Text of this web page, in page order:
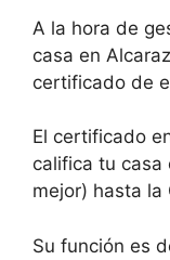
A la hora de
casa en
certificado de
El certificado
califica tu casa
mejor) hasta la
Su función es